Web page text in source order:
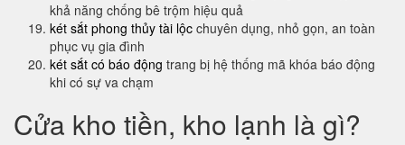
khả năng chống bê trộm hiệu quả
két sắt phong thủy tài lộc chuyên dụng, nhỏ gọn, an toàn
phục vụ gia đình
két sắt có báo động trang bị hệ thống mã khóa báo động
khi có sự va chạm
Cửa kho tiền, kho lạnh là gì?